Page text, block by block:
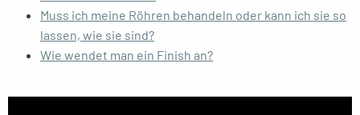
Muss ich meine Röhren behandeln oder kann ich sie so
lassen, wie sie sind?
Wie wendet man ein Finish an?